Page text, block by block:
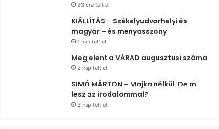
23 óra telt el
KIÁLLÍTÁS – Székelyudvarhelyi és
magyar – és menyasszony
1 nap telt el
Megjelent a VÁRAD augusztusi száma
2 nap telt el
SIMÓ MÁRTON – Majka nélkül. De mi
lesz az irodalommal?
3 nap telt el